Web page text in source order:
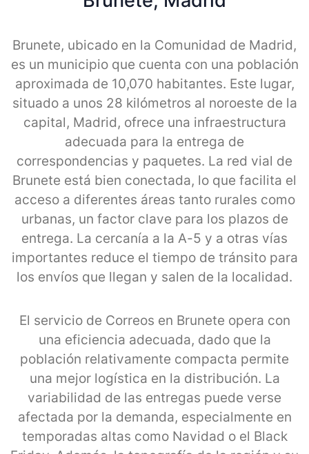
Brunete, ubicado en la Comunidad de Madrid,
es un municipio que cuenta con una población
aproximada de 10,070 habitantes. Este lugar,
situado a unos 28 kilómetros al noroeste de la
capital, Madrid, ofrece una infraestructura
adecuada para la entrega de
correspondencias y paquetes. La red vial de
Brunete está bien conectada, lo que facilita el
acceso a diferentes áreas tanto rurales como
urbanas, un factor clave para los plazos de
entrega. La cercanía a la A-5 y a otras vías
importantes reduce el tiempo de tránsito para
los envíos que llegan y salen de la localidad.
El servicio de Correos en Brunete opera con
una eficiencia adecuada, dado que la
población relativamente compacta permite
una mejor logística en la distribución. La
variabilidad de las entregas puede verse
afectada por la demanda, especialmente en
temporadas altas como Navidad o el Black